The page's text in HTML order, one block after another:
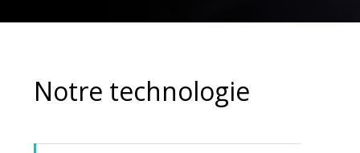
Notre technologie